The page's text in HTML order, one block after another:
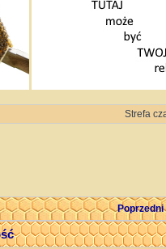
Strefa